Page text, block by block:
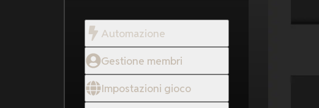
Automazione
Gestione membri
Impostazioni gioco